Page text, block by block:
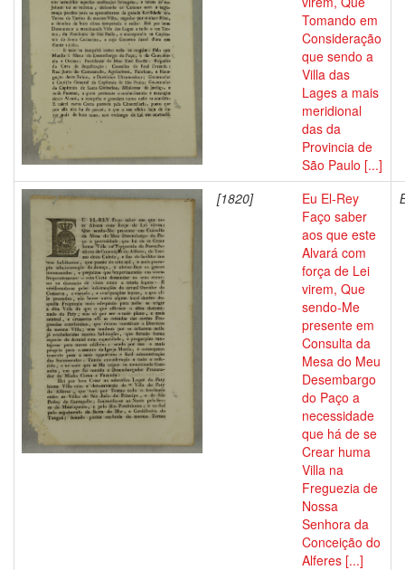
Tomando em
Consideração
que sendo a
Villa das
Lages a mais
meridional
das da
Provincia de
São Paulo [...]
[1820]
Eu El-Rey
Faço saber
aos que este
Alvará com
força de Lei
virem, Que
sendo-Me
presente em
Consulta da
Mesa do Meu
Desembargo
do Paço a
necessidade
que há de se
Crear huma
Villa na
Freguezia de
Nossa
Senhora da
Conceição do
Alferes [...]